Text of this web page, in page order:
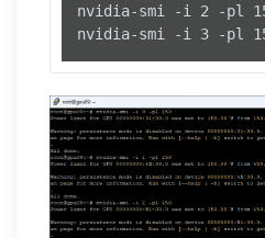
nvidia-smi -i 2 -pl
nvidia-smi -i 3 -pl